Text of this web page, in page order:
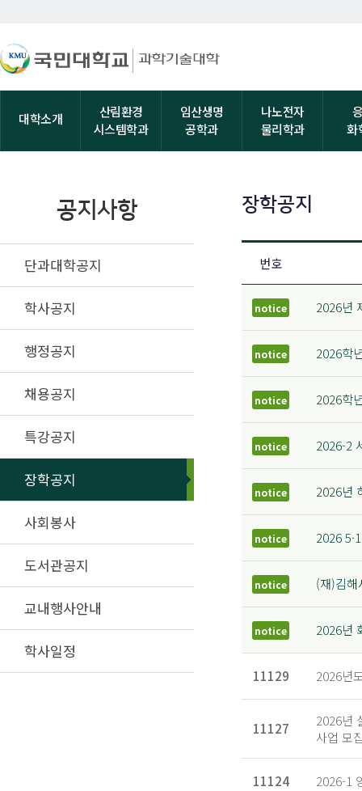
대학소개
산림환경
시스템학과
임산생명
공학과
나노전자
물리학과
화
공지사항
단과대학공지
학사공지
행정공지
채용공지
특강공지
장학공지
사회봉사
도서관공지
교내행사안내
학사일정
장학공지
번호
notice 2026년
notice 2026학
notice 2026학
notice 2026-2
notice 2026년
notice 2026
notice (재)김해
notice 2026년
11129 2026년
11127
2026년
사업 모
11124 2026-1